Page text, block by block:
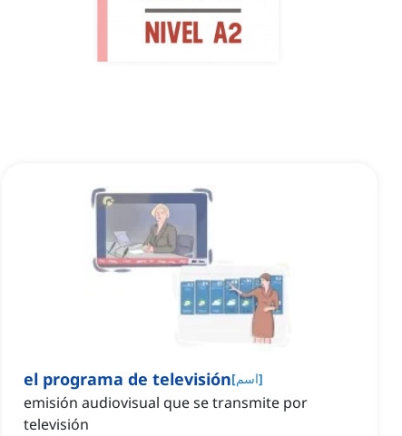
el programa de televisión[اسم]
emisión audiovisual que se transmite por
televisión